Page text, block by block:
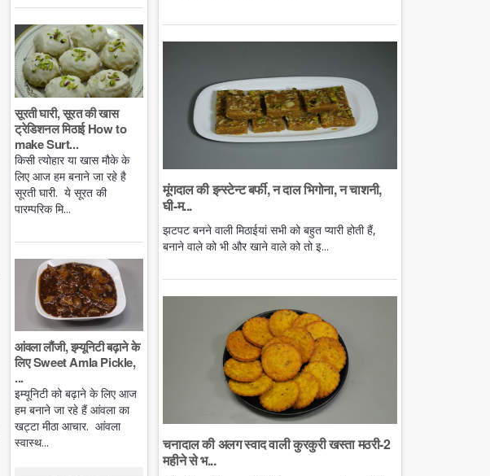
सूरती घारी, सूरत की खास
ट्रेडिशनल मिठाई How to
make Surt...
किसी त्योहार या खास मौके के
लिए आज हम बनाने जा रहे है
सूरती घारी. ये सूरत की
पारम्परिक मि...
आंवला लौंजी, इम्यूनिटी बढ़ाने के
लिए Sweet Amla Pickle,
...
इम्यूनिटी को बढ़ाने के लिए आज
हम बनाने जा रहे हैं आंवला का
खट्टा मीठा आचार. आंवला
स्वास्थ...
मूंगदाल की इन्स्टेन्ट बर्फी, न दाल भिगोना, न चाशनी,
घी-म...
झटपट बनने वाली मिठाईयां सभी को बहुत प्यारी होती हैं,
बनाने वाले को भी और खाने वाले को तो इ...
चनादाल की अलग स्वाद वाली कुरकुरी खस्ता मठरी-2
महीने से भ...